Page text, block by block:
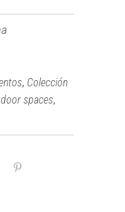
, Colección
spaces,